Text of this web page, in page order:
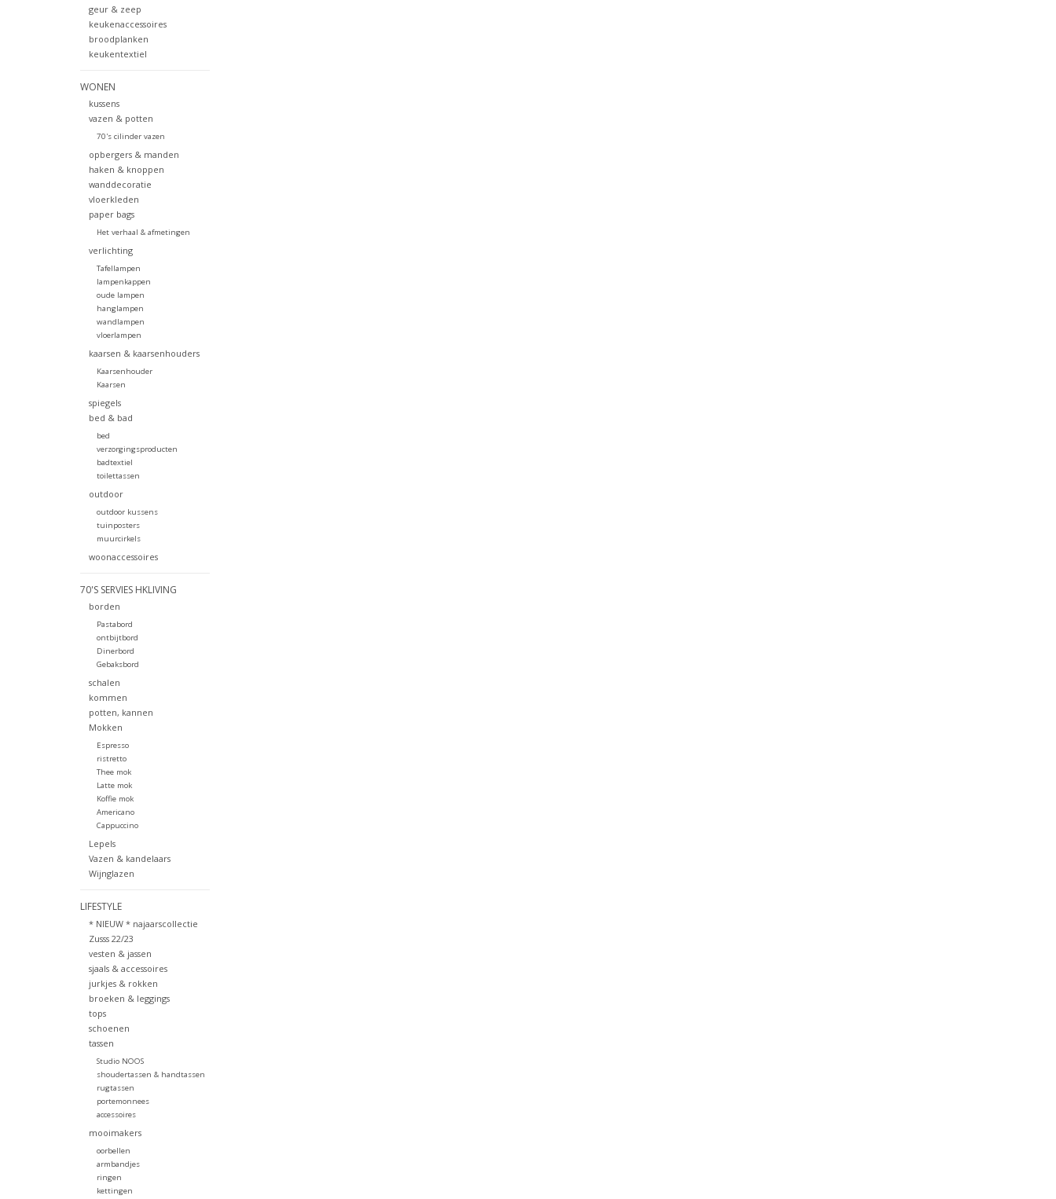
geur & zeep
keukenaccessoires
broodplanken
keukentextiel
WONEN
kussens
vazen & potten
70's cilinder vazen
opbergers & manden
haken & knoppen
wanddecoratie
vloerkleden
paper bags
Het verhaal & afmetingen
verlichting
Tafellampen
lampenkappen
oude lampen
hanglampen
wandlampen
vloerlampen
kaarsen & kaarsenhouders
Kaarsenhouder
Kaarsen
spiegels
bed & bad
bed
verzorgingsproducten
badtextiel
toilettassen
outdoor
outdoor kussens
tuinposters
muurcirkels
woonaccessoires
70'S SERVIES HKLIVING
borden
Pastabord
ontbijtbord
Dinerbord
Gebaksbord
schalen
kommen
potten, kannen
Mokken
Espresso
ristretto
Thee mok
Latte mok
Koffie mok
Americano
Cappuccino
Lepels
Vazen & kandelaars
Wijnglazen
LIFESTYLE
* NIEUW * najaarscollectie
Zusss 22/23
vesten & jassen
sjaals & accessoires
jurkjes & rokken
broeken & leggings
tops
schoenen
tassen
Studio NOOS
shoudertassen & handtassen
rugtassen
portemonnees
accessoires
mooimakers
oorbellen
armbandjes
ringen
kettingen